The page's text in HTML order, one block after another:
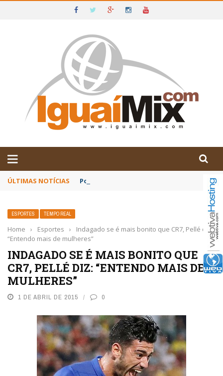
IGUAÍ E SUDOESTE DA BAHIA
ÚLTIMAS NOTÍCIAS Poetas baianos representam o Brasil no
ESPORTES TEMPO REAL
Home › Esportes ›
Indagado se é mais bonito que CR7, Pellé diz:
“Entendo mais de mulheres”
INDAGADO SE É MAIS BONITO QUE
CR7, PELLÉ DIZ: “ENTENDO MAIS DE
MULHERES”
1 DE ABRIL DE 2015 0